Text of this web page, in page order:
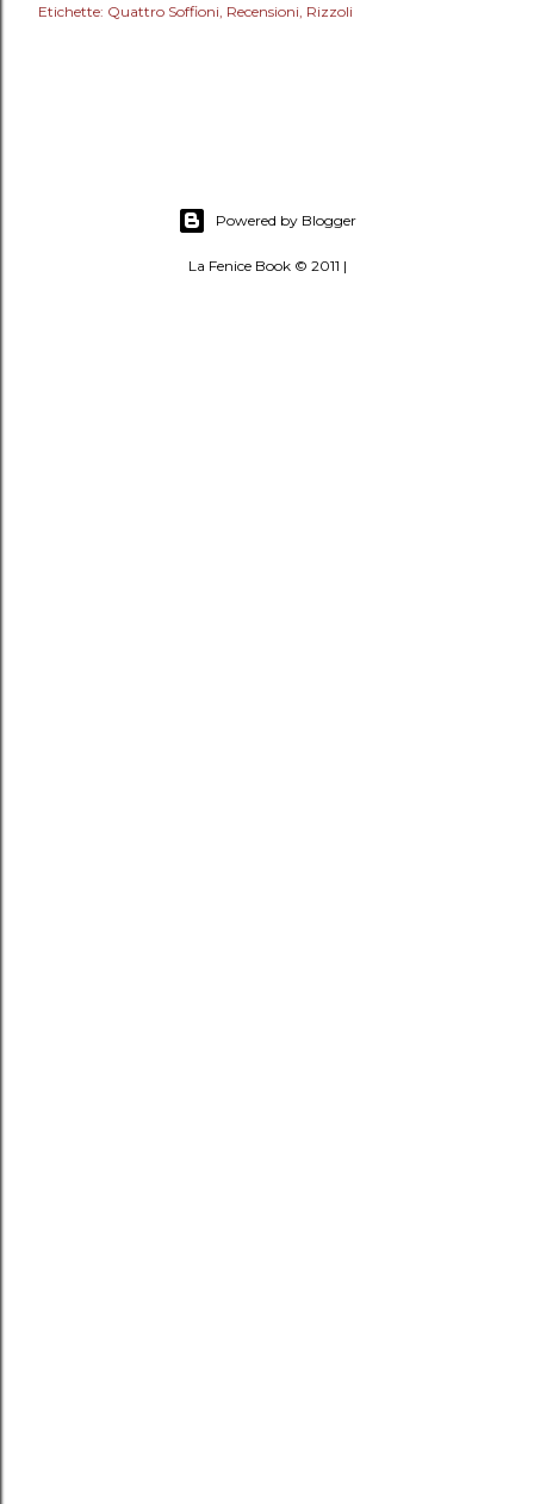
Etichette: Quattro Soffioni Recensioni Rizzoli
Powered by Blogger
La Fenice Book © 2011 |